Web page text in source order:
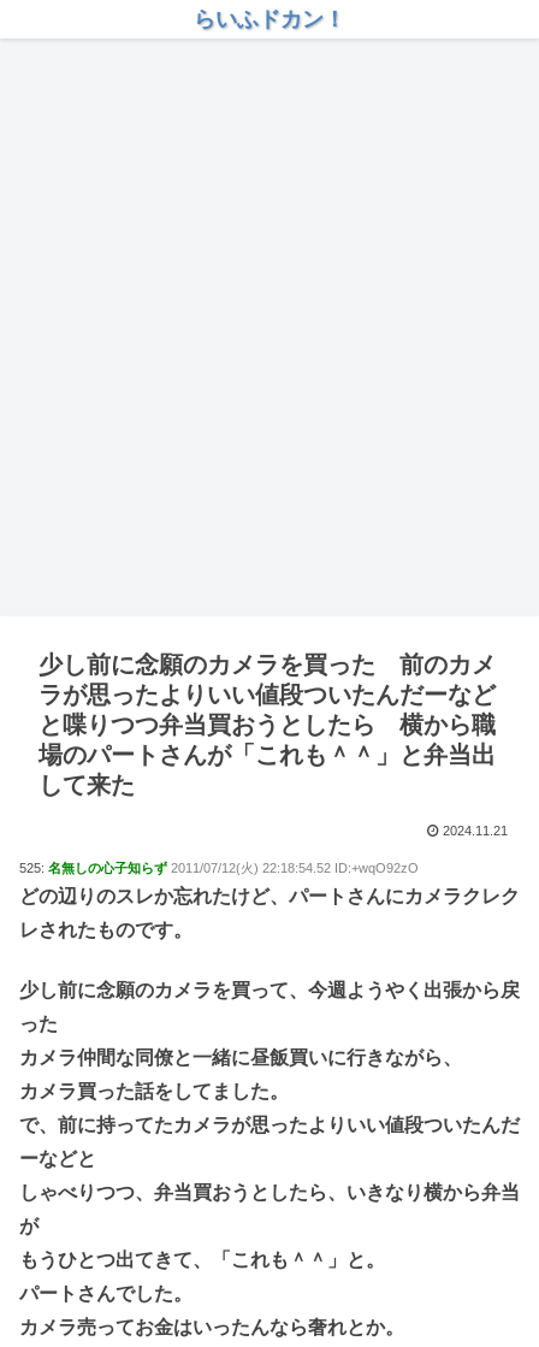
らいふドカン！
少し前に念願のカメラを買った 前のカメ
ラが思ったよりいい値段ついたんだーなど
と喋りつつ弁当買おうとしたら 横から職
場のパートさんが「これも＾＾」と弁当出
して来た
2024.11.21
525: 名無しの心子知らず 2011/07/12(火) 22:18:54.52 ID:+wqO92zO
どの辺りのスレか忘れたけど、パートさんにカメラクレク
レされたものです。
少し前に念願のカメラを買って、今週ようやく出張から戻
った
カメラ仲間な同僚と一緒に昼飯買いに行きながら、
カメラ買った話をしてました。
で、前に持ってたカメラが思ったよりいい値段ついたんだ
ーなどと
しゃべりつつ、弁当買おうとしたら、いきなり横から弁当
が
もうひとつ出てきて、「これも＾＾」と。
パートさんでした。
カメラ売ってお金はいったんなら奢れとか。